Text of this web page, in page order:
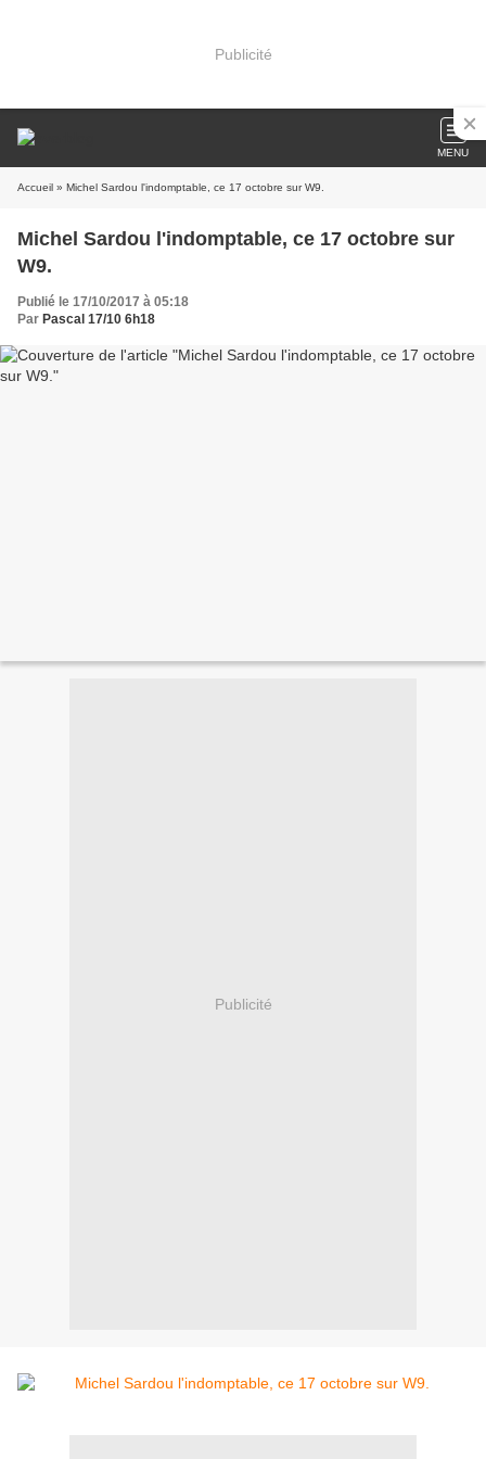
Publicité
MENU
Accueil » Michel Sardou l'indomptable, ce 17 octobre sur W9.
Michel Sardou l'indomptable, ce 17 octobre sur
W9.
Publié le 17/10/2017 à 05:18
Par Pascal 17/10 6h18
Publicité